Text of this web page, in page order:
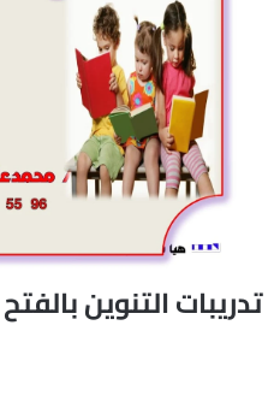
تدريبات التنوين بالفتح